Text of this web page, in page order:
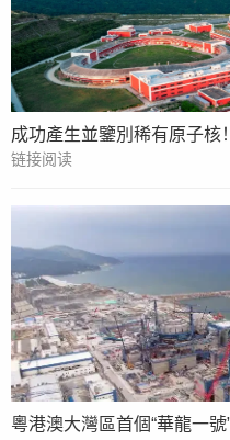
成功產生並鑒別稀有原子核
链接阅读
粵港澳大灣區首個“華龍一